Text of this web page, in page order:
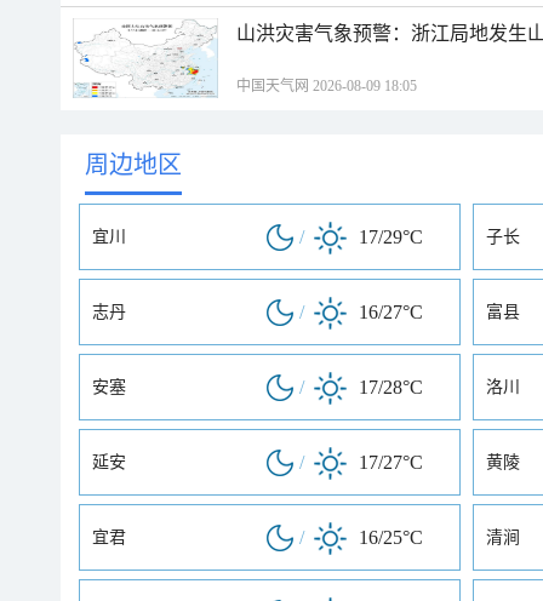
山洪灾害气象预警：浙江局地发生
中国天气网 2026-08-09 18:05
周边地区
宜川 / 17/29°C 子长
志丹 / 16/27°C 富县
安塞 / 17/28°C 洛川
延安 / 17/27°C 黄陵
宜君 / 16/25°C 清涧